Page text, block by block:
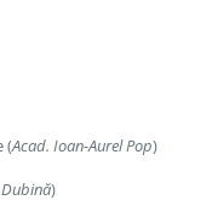
(Acad. Ioan-Aurel Pop)
)